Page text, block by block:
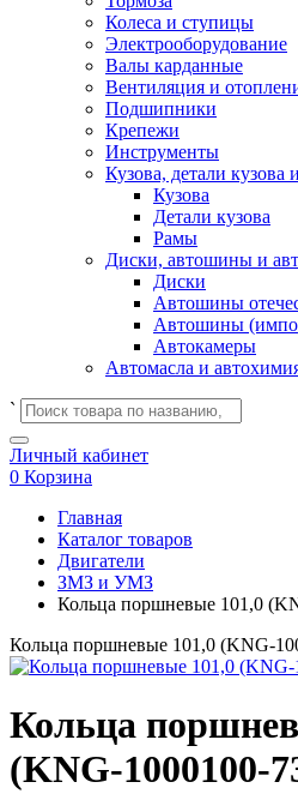
Колеса и ступицы
Электрооборудование
Валы карданные
Вентиляция и
Подшипники
Крепежи
Инструменты
Кузова, детали кузова
Кузова
Детали кузова
Рамы
Диски, автошины и
Диски
Автошины
Автошины
Автокамеры
Автомасла и
`
Личный кабинет
0 Корзина
Главная
Каталог товаров
Двигатели
ЗМЗ и УМЗ
Кольца поршневые 101,0
Кольца поршневые 101,0 (KNG-
Кольца
(KNG-1000100-